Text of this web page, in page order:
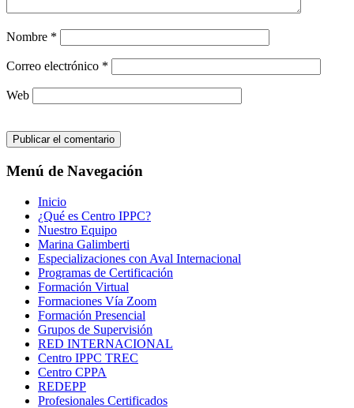
Nombre *
Correo electrónico *
Web
Menú de Navegación
Inicio
¿Qué es Centro IPPC?
Nuestro Equipo
Marina Galimberti
Especializaciones con Aval Internacional
Programas de Certificación
Formación Virtual
Formaciones Vía Zoom
Formación Presencial
Grupos de Supervisión
RED INTERNACIONAL
Centro IPPC TREC
Centro CPPA
REDEPP
Profesionales Certificados